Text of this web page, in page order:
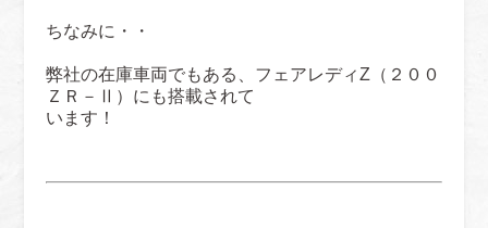
ちなみに・・
弊社の在庫車両でもある、フェアレディZ（２００
ＺＲ－Ⅱ）にも搭載されて
います！